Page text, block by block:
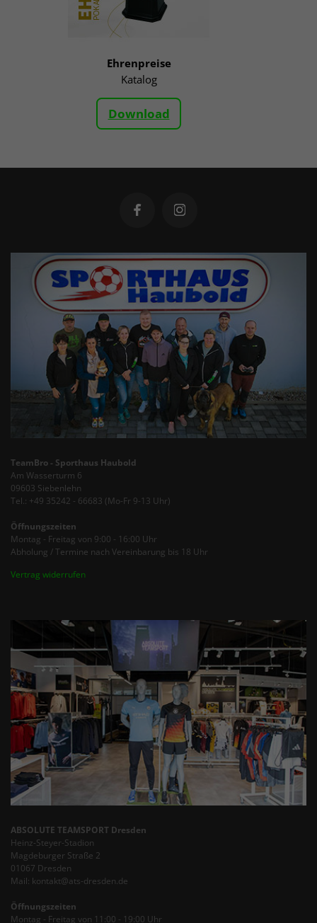
Ehrenpreise
Katalog
Download
TeamBro - Sporthaus Haubold
Am Wasserturm 6
09603 Siebenlehn
Tel.: +49 35242 - 66683 (Mo-Fr 9-13 Uhr)
Öffnungszeiten
Montag - Freitag von 9:00 - 16:00 Uhr
Abholung / Termine nach Vereinbarung bis 18 Uhr
Vertrag widerrufen
ABSOLUTE TEAMSPORT Dresden
Heinz-Steyer-Stadion
Magdeburger Straße 2
01067 Dresden
Mail: kontakt@ats-dresden.de
Öffnungszeiten
Montag - Freitag von 11:00 - 19:00 Uhr